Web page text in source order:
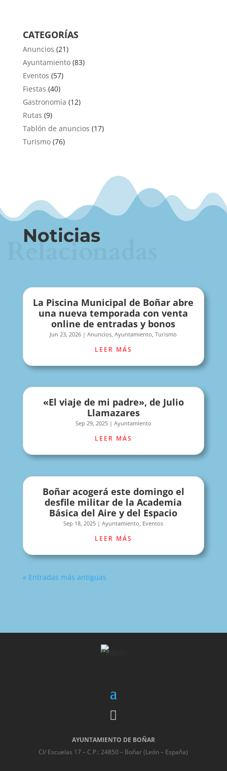
CATEGORÍAS
Anuncios (21)
Ayuntamiento(83)
Eventos (57)
Fiestas (40)
Gastronomía (12)
Rutas (9)
Tablón de anuncios (17)
Turismo(76)
Noticias
Relacionadas
La Piscina Municipal de Boñar abre
una nueva temporada con venta
online de entradas y bonos
Jun 23, 2026 |Anuncios,Ayuntamiento,Turismo
LEER MÁS
«El viaje de mi padre», de Julio
Llamazares
Sep 29, 2025| Ayuntamiento
LEER MÁS
Boñar acogerá este domingo el
desfile militar de la Academia
Básica del Aire y del Espacio
Sep 18, 2025 |Ayuntamiento Eventos
LEER MÁS
« Entradas más antiguas

AYUNTAMIENTO DE BOÑAR
Cl/ Escuelas 17 – C.P.: 24850 – Boñar (León – España)